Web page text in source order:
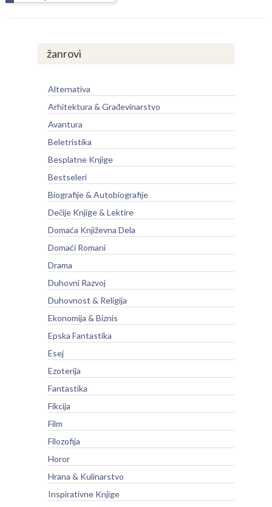
žanrovi
Alternativa
Arhitektura & Građevinarstvo
Avantura
Beletristika
Besplatne Knjige
Bestseleri
Biografije & Autobiografije
Dečije Knjige & Lektire
Domaća Književna Dela
Domaći Romani
Drama
Duhovni Razvoj
Duhovnost & Religija
Ekonomija & Biznis
Epska Fantastika
Esej
Ezoterija
Fantastika
Fikcija
Film
Filozofija
Horor
Hrana & Kulinarstvo
Inspirativne Knjige